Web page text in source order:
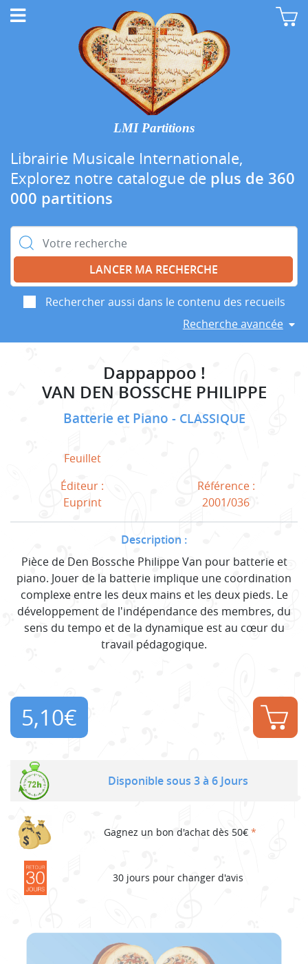
LMI Partitions
Librairie Musicale Internationale,
Explorez notre catalogue de plus de 360
000 partitions
Rechercher :
Rechercher aussi dans le contenu des recueils
Recherche avancée
Dappappoo !
VAN DEN BOSSCHE PHILIPPE
Batterie et Piano CLASSIQUE
Feuillet
Éditeur :
Euprint
Référence :
2001/036
Description :
Pièce de Den Bossche Philippe Van pour batterie et
piano. Jouer de la batterie implique une coordination
complexe entre les deux mains et les deux pieds. Le
développement de l'indépendance des membres, du
sens du tempo et de la dynamique est au cœur du
travail pédagogique.
5,10€
Disponible sous 3 à 6 Jours
Gagnez un bon d'achat dès 50€ *
30 jours pour changer d'avis